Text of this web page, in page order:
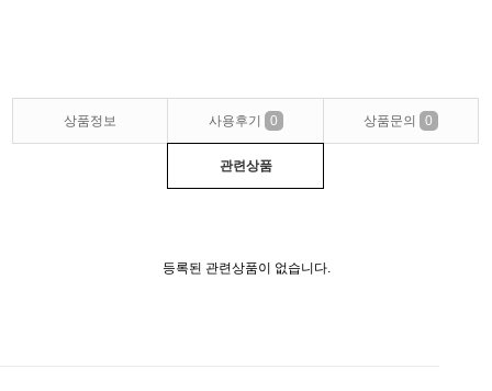
상품정보 사용후기 0 상품문의 0
관련상품
등록된 관련상품이 없습니다.